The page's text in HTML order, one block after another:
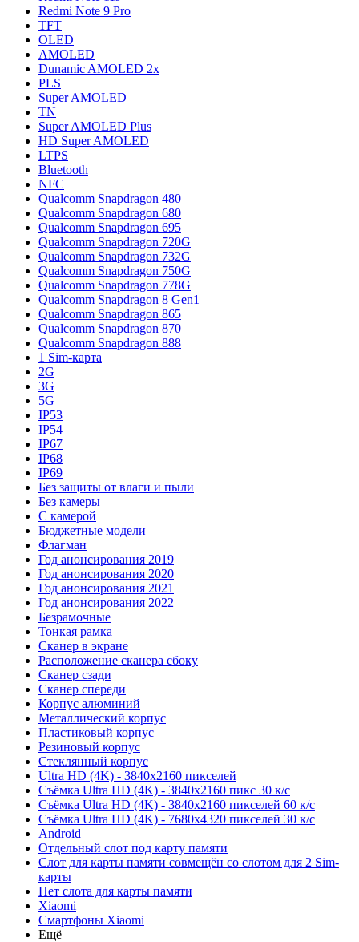
Redmi Note 9 Pro
TFT
OLED
AMOLED
Dunamic AMOLED 2x
PLS
Super AMOLED
TN
Super AMOLED Plus
HD Super AMOLED
LTPS
Bluetooth
NFC
Qualcomm Snapdragon 480
Qualcomm Snapdragon 680
Qualcomm Snapdragon 695
Qualcomm Snapdragon 720G
Qualcomm Snapdragon 732G
Qualcomm Snapdragon 750G
Qualcomm Snapdragon 778G
Qualcomm Snapdragon 8 Gen1
Qualcomm Snapdragon 865
Qualcomm Snapdragon 870
Qualcomm Snapdragon 888
1 Sim-карта
2G
3G
5G
IP53
IP54
IP67
IP68
IP69
Без защиты от влаги и пыли
Без камеры
С камерой
Бюджетные модели
Флагман
Год анонсирования 2019
Год анонсирования 2020
Год анонсирования 2021
Год анонсирования 2022
Безрамочные
Тонкая рамка
Сканер в экране
Расположение сканера сбоку
Сканер сзади
Сканер спереди
Корпус алюминий
Металлический корпус
Пластиковый корпус
Резиновый корпус
Стеклянный корпус
Ultra HD (4K) - 3840x2160 пикселей
Съёмка Ultra HD (4K) - 3840x2160 пикс 30 к/с
Съёмка Ultra HD (4K) - 3840x2160 пикселей 60 к/с
Съёмка Ultra HD (4K) - 7680x4320 пикселей 30 к/с
Android
Отдельный слот под карту памяти
Слот для карты памяти совмещён со слотом для 2 Sim-
карты
Нет слота для карты памяти
Xiaomi
Смартфоны Xiaomi
Ещё